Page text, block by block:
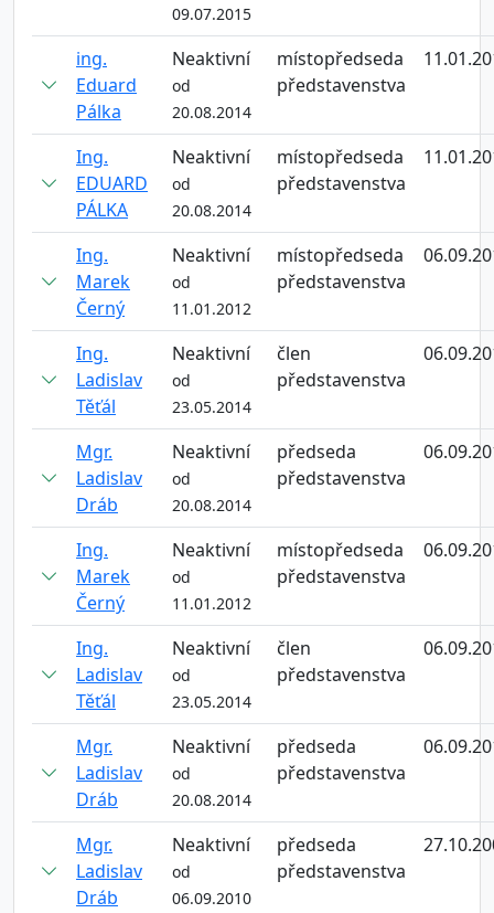
09.07.2015
ing.
Eduard
Pálka
Neaktivní
od
20.08.2014
místopředseda
představenstva
Ing.
EDUARD
PÁLKA
Neaktivní
od
20.08.2014
místopředseda
představenstva
Ing.
Marek
Černý
Neaktivní
od
11.01.2012
místopředseda
představenstva
Ing.
Ladislav
Těťál
Neaktivní
od
23.05.2014
člen
představenstva
Mgr.
Ladislav
Dráb
Neaktivní
od
20.08.2014
předseda
představenstva
Ing.
Marek
Černý
Neaktivní
od
11.01.2012
místopředseda
představenstva
Ing.
Ladislav
Těťál
Neaktivní
od
23.05.2014
člen
představenstva
Mgr.
Ladislav
Dráb
Neaktivní
od
20.08.2014
předseda
představenstva
Mgr.
Ladislav
Dráb
Neaktivní
od
06.09.2010
předseda
představenstva